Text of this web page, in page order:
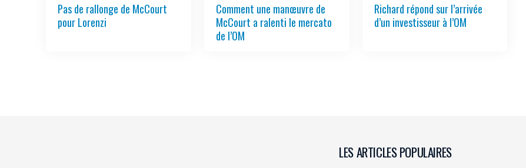
Pas de rallonge de McCourt
pour Lorenzi
Comment une manœuvre de
McCourt a ralenti le mercato
de l’OM
Richard répond sur l’arrivée
d’un investisseur à l’OM
LES ARTICLES POPULAIRES